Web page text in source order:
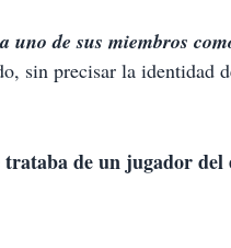
uno de sus miembros
sin precisar la identidad
de un jugador del